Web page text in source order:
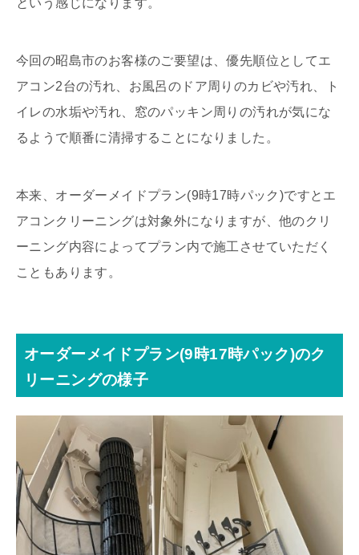
という感じになります。
今回の昭島市のお客様のご要望は、優先順位としてエ
アコン2台の汚れ、お風呂のドア周りのカビや汚れ、ト
イレの水垢や汚れ、窓のパッキン周りの汚れが気にな
るようで順番に清掃することになりました。
本来、オーダーメイドプラン(9時17時パック)ですとエ
アコンクリーニングは対象外になりますが、他のクリ
ーニング内容によってプラン内で施工させていただく
こともあります。
オーダーメイドプラン(9時17時パック)のク
リーニングの様子